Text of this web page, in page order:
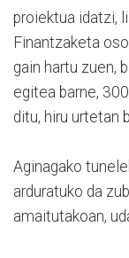
proiektua idatzi,
Finantzaketa
gain hartu zuen,
egitea barne,
ditu, hiru urtetan
Aginagako
arduratuko da
amaitutakoan,